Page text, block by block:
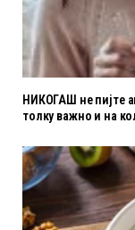
НИКОГАШ не пијте
толку важно и на